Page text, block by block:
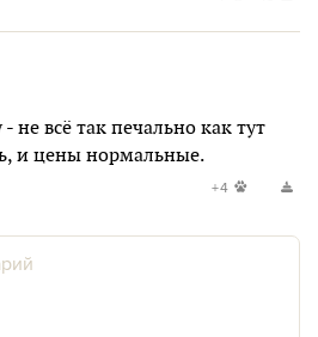
не всё так печально как тут
и цены нормальные.
+4